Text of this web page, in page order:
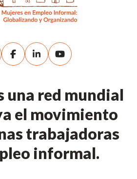
una red mundial
el movimiento
trabajadoras
informal.